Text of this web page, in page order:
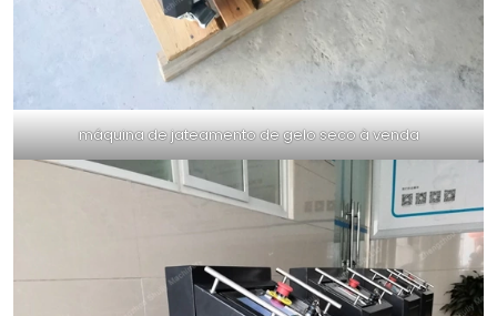
máquina de jateamento de gelo seco à venda